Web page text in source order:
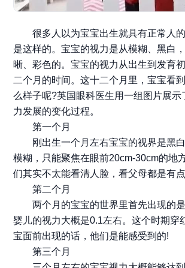
很多人以为宝宝出生就具有正常人的
是这样的。宝宝的视力是从模糊、黑白
晰、彩色的。宝宝的视力从出生到发育
二个月的时间。这十二个月里，宝宝看
么样子呢?英国眼科医生用一组图片展示
力发展的变化过程。
第一个月
刚出生一个月左右宝宝的视界是黑白
模糊，只能聚焦在眼前20cm-30cm的地
们其实不太能看清人脸，看父母都是有
第二个月
两个月的宝宝的世界里首先出现的是
婴儿的视力大概是0.1左右。这个时期穿
宝面前出现的话，他们是能感受到的!
第三个月